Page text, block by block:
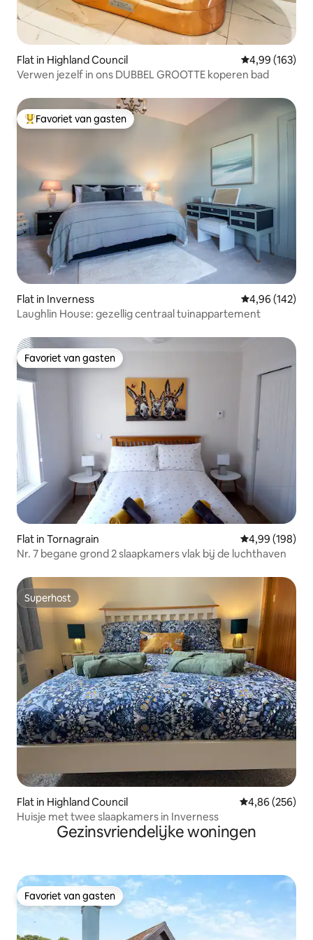
Flat in Highland Council Gemiddelde
4,99 (163)
Verwen jezelf in ons DUBBEL GROOTTE koperen bad
Topfavoriet van gasten
Favoriet van gasten
Flat in Inverness Gemiddelde
4,96 (142)
Laughlin House: gezellig centraal tuinappartement
Favoriet van gasten
Favoriet van gasten
Flat in Tornagrain Gemiddelde
4,99 (198)
Nr. 7 begane grond 2 slaapkamers vlak bij de luchthaven
Superhost
Superhost
Flat in Highland Council Gemiddelde
4,86 (256)
Huisje met twee slaapkamers in Inverness
Gezinsvriendelijke woningen
Favoriet van gasten
Favoriet van gasten